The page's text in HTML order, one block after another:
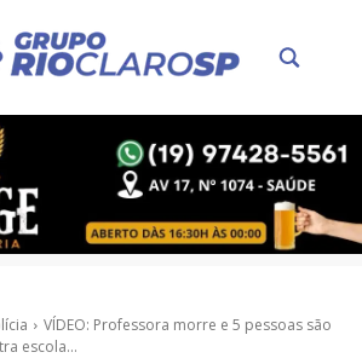
VÍDEO: Professora morre e 5 pessoas são
escola...